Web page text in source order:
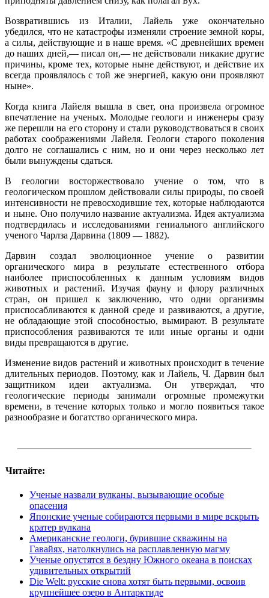
Возвратившись из Италии, Лайель уже окончательно
убедился, что не катастрофы изменяли строение земной коры,
а силы, действующие и в наше время. «С древнейших времен
до наших дней,— писал он,— не действовали никакие другие
причины, кроме тех, которые ныне действуют, и действие их
всегда проявлялось с той же энергией, какую они проявляют
ныне».
Когда книга Лайеля вышла в свет, она произвела огромное
впечатление на ученых. Молодые геологи и инженеры сразу
же перешли на его сторону и стали руководствоваться в своих
работах соображениями Лайеля. Геологи старого поколения
долго не соглашались с ним, но и они через несколько лет
были вынуждены сдаться.
В геологии восторжествовало учение о том, что в
геологическом прошлом действовали силы природы, по своей
интенсивности не превосходившие тех, которые наблюдаются
и ныне. Оно получило название актуализма. Идея актуализма
подтвердилась и исследованиями гениального английского
ученого Чарлза Дарвина (1809 — 1882).
Дарвин создал эволюционное учение о развитии
органического мира в результате естественного отбора
наиболее приспособленных к данным условиям видов
животных и растений. Изучая фауну и флору различных
стран, он пришел к заключению, что одни организмы
приспосабливаются к данной среде и развиваются, а другие,
не обладающие этой способностью, вымирают. В результате
приспособления развиваются те или иные органы и одни
виды превращаются в другие.
Изменение видов растений и животных происходит в течение
длительных периодов. Поэтому, как и Лайель, Ч. Дарвин был
защитником идеи актуализма. Он утверждал, что
геологические периоды занимали огромные промежутки
времени, в течение которых только и могло появиться такое
разнообразие и богатство органического мира.
Читайте:
Ученые назвали вулканы, вызывающие особые
опасения
Японские ученые собираются первыми в мире вскрыть
кратер вулкана
Американские геологи, бурившие скважины на
Гавайях, натолкнулись на расплавленную магму
Ученые опустятся в бездну Южного океана в поисках
удивительных открытий
Die Welt: русские снова хотят быть первыми, освоив
крупнейшее озеро в Антарктиде